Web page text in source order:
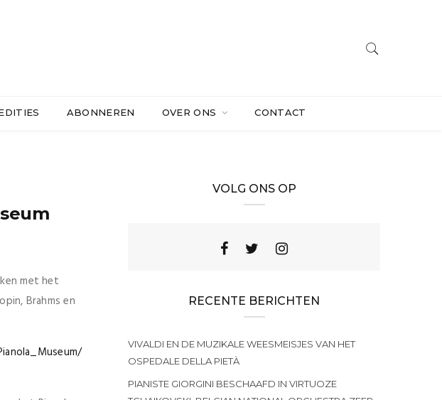
ABONNEREN OVER ONS CONTACT
met het
Brahms en
VOLG ONS OP
RECENTE BERICHTEN
VIVALDI EN DE MUZIKALE WEESMEISJES VAN HET
OSPEDALE DELLA PIETÀ
PIANISTE GIORGINI BESCHAAFD IN VIRTUOZE